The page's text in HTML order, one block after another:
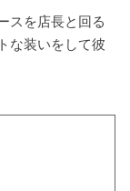
スを店長と回る
な装いをして彼